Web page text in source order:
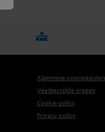
Algemene voorwaarden
Veelgestelde vragen
Cookie policy
Privacy policy